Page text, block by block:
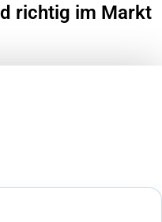
richtig im Markt